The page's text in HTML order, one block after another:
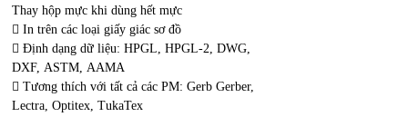
Thay hộp mực khi dùng hết mực
 In trên các loại giấy giác sơ đồ
 Định dạng dữ liệu: HPGL, HPGL-2, DWG,
DXF, ASTM, AAMA
 Tương thích với tất cả các PM: Gerb Gerber,
Lectra, Optitex, TukaTex